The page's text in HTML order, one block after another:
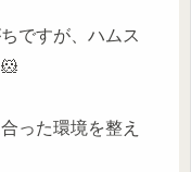
ですが、ハムス
った環境を整え